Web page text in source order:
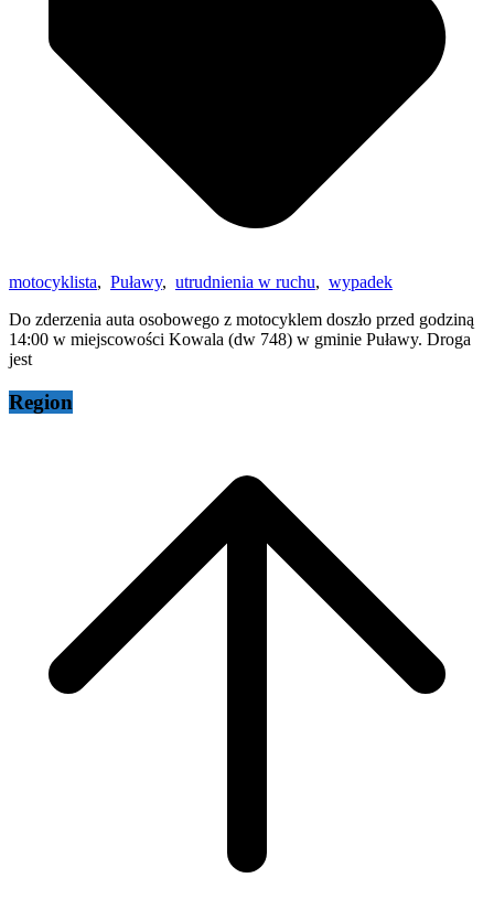
motocyklista, Puławy, utrudnienia w ruchu, wypadek
Do zderzenia auta osobowego z motocyklem doszło przed godziną
14:00 w miejscowości Kowala (dw 748) w gminie Puławy. Droga
jest
Region